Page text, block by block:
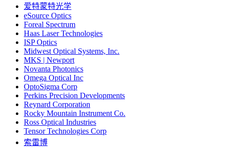
爱特蒙特光学
eSource Optics
Foreal Spectrum
Haas Laser Technologies
ISP Optics
Midwest Optical Systems, Inc.
MKS | Newport
Novanta Photonics
Omega Optical Inc
OptoSigma Corp
Perkins Precision Developments
Reynard Corporation
Rocky Mountain Instrument Co.
Ross Optical Industries
Tensor Technologies Corp
索雷博